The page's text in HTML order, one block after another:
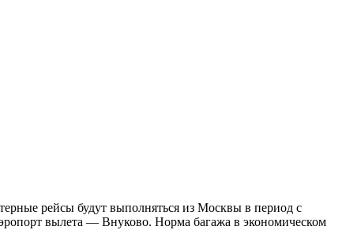
рейсы будут выполняться из Москвы в период с
вылета — Внуково. Норма багажа в экономическом